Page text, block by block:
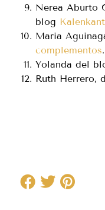
Nerea Aburto
blog
Maria
complementos.
Yolanda del
Ruth Herrero,